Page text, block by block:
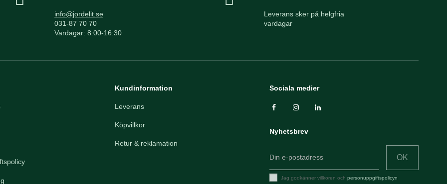
info@jordelit.se
031-87 70 70
Vardagar: 8:00-16:30
Leverans sker på helgfria
vardagar
Kundinformation
Leverans
Köpvillkor
Retur & reklamation
Sociala medier
Nyhetsbrev
OK
Jag godkänner villkoren och personuppgiftspolicyn